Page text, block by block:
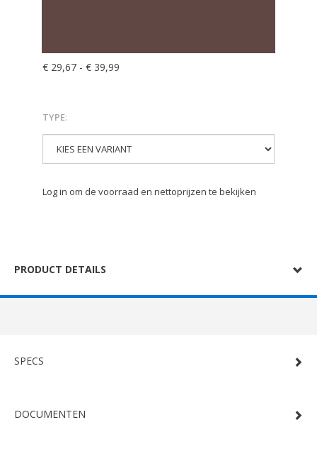
€ 29,67 - € 39,99
TYPE:
Log in om de voorraad en nettoprijzen te bekijken
PRODUCT DETAILS
SPECS
DOCUMENTEN